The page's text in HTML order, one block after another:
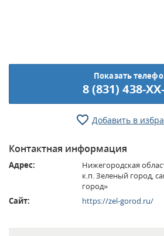
Показать
8 (831) 438-
Добавить в
Контактная информация
Адрес:
Нижегородская
к.п. Зеленый город,
город»
Сайт:
https://zel-gorod.ru/